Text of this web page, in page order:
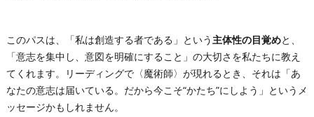
このパスは、「私は創造する者である」という主体性の目覚めと、
「意志を集中し、意図を明確にすること」の大切さを私たちに教え
てくれます。リーディングで〈魔術師〉が現れるとき、それは「あ
なたの意志は届いている。だから今こそ“かたち”にしよう」というメ
ッセージかもしれません。